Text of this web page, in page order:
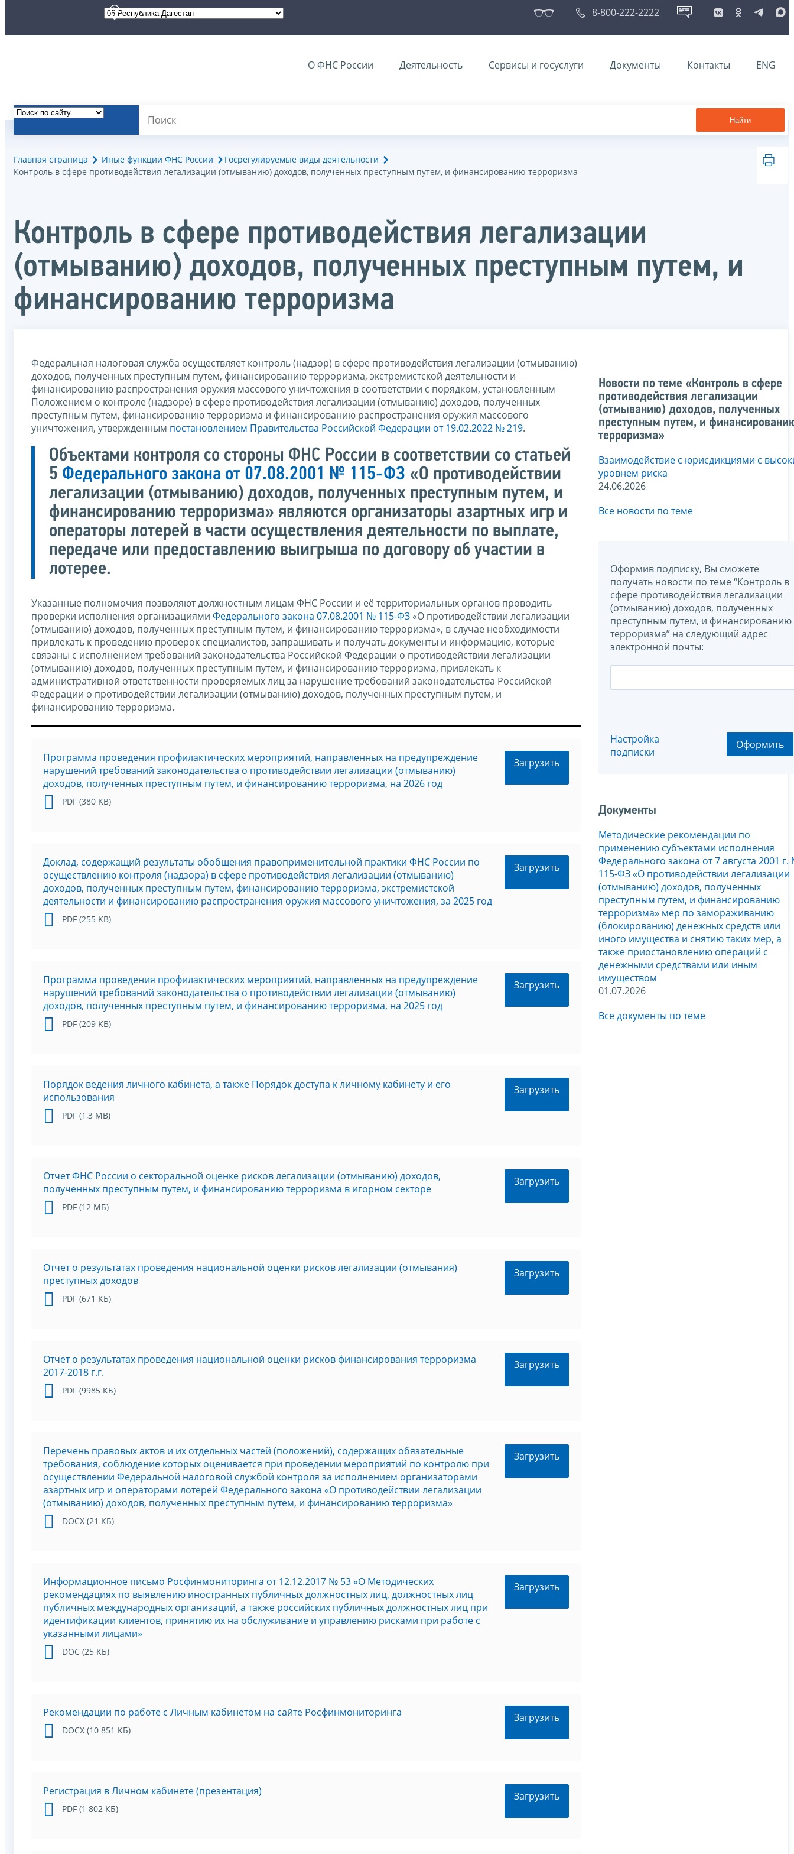
8-800-222-2222
О ФНС России Деятельность Сервисы и госуслуги Документы Контакты ENG
Найти
Главная страница Иные функции ФНС России
Госрегулируемые виды деятельности
Контроль в сфере противодействия легализации (отмыванию) доходов, полученных преступным путем, и финансированию терроризма
Контроль в сфере противодействия легализации
(отмыванию) доходов, полученных преступным путем, и
финансированию терроризма
Федеральная налоговая служба осуществляет контроль (надзор) в сфере противодействия легализации (отмыванию)
доходов, полученных преступным путем, финансированию терроризма, экстремистской деятельности и
финансированию распространения оружия массового уничтожения в соответствии с порядком, установленным
Положением о контроле (надзоре) в сфере противодействия легализации (отмыванию) доходов, полученных
преступным путем, финансированию терроризма и финансированию распространения оружия массового
уничтожения, утвержденным постановлением Правительства Российской Федерации от 19.02.2022 № 219.
Объектами контроля со стороны ФНС России в соответствии со статьей
5 Федерального закона от 07.08.2001 № 115-ФЗ «О противодействии
легализации (отмыванию) доходов, полученных преступным путем, и
финансированию терроризма» являются организаторы азартных игр и
операторы лотерей в части осуществления деятельности по выплате,
передаче или предоставлению выигрыша по договору об участии в
лотерее.
Указанные полномочия позволяют должностным лицам ФНС России и её территориальных органов проводить
проверки исполнения организациями Федерального закона 07.08.2001 № 115-ФЗ «О противодействии легализации
(отмыванию) доходов, полученных преступным путем, и финансированию терроризма», в случае необходимости
привлекать к проведению проверок специалистов, запрашивать и получать документы и информацию, которые
связаны с исполнением требований законодательства Российской Федерации о противодействии легализации
(отмыванию) доходов, полученных преступным путем, и финансированию терроризма, привлекать к
административной ответственности проверяемых лиц за нарушение требований законодательства Российской
Федерации о противодействии легализации (отмыванию) доходов, полученных преступным путем, и
финансированию терроризма.
Программа проведения профилактических мероприятий, направленных на предупреждение
нарушений требований законодательства о противодействии легализации (отмыванию)
доходов, полученных преступным путем, и финансированию терроризма, на 2026 год
PDF (380 KB)
Загрузить
Доклад, содержащий результаты обобщения правоприменительной практики ФНС России по
осуществлению контроля (надзора) в сфере противодействия легализации (отмыванию)
доходов, полученных преступным путем, финансированию терроризма, экстремистской
деятельности и финансированию распространения оружия массового уничтожения, за 2025 год
PDF (255 KB)
Загрузить
Программа проведения профилактических мероприятий, направленных на предупреждение
нарушений требований законодательства о противодействии легализации (отмыванию)
доходов, полученных преступным путем, и финансированию терроризма, на 2025 год
PDF (209 KB)
Загрузить
Порядок ведения личного кабинета, а также Порядок доступа к личному кабинету и его
использования
PDF (1,3 MB)
Загрузить
Отчет ФНС России о секторальной оценке рисков легализации (отмыванию) доходов,
полученных преступным путем, и финансированию терроризма в игорном секторе
PDF (12 МБ)
Загрузить
Отчет о результатах проведения национальной оценки рисков легализации (отмывания)
преступных доходов
PDF (671 КБ)
Загрузить
Отчет о результатах проведения национальной оценки рисков финансирования терроризма
2017-2018 г.г.
PDF (9985 КБ)
Загрузить
Перечень правовых актов и их отдельных частей (положений), содержащих обязательные
требования, соблюдение которых оценивается при проведении мероприятий по контролю при
осуществлении Федеральной налоговой службой контроля за исполнением организаторами
азартных игр и операторами лотерей Федерального закона «О противодействии легализации
(отмыванию) доходов, полученных преступным путем, и финансированию терроризма»
DOCX (21 КБ)
Загрузить
Информационное письмо Росфинмониторинга от 12.12.2017 № 53 «О Методических
рекомендациях по выявлению иностранных публичных должностных лиц, должностных лиц
публичных международных организаций, а также российских публичных должностных лиц при
идентификации клиентов, принятию их на обслуживание и управлению рисками при работе с
указанными лицами»
DOC (25 КБ)
Загрузить
Рекомендации по работе с Личным кабинетом на сайте Росфинмониторинга
DOCX (10 851 КБ)
Загрузить
Регистрация в Личном кабинете (презентация)
PDF (1 802 КБ)
Загрузить
Новости по теме «Контроль в сфере
противодействия легализации
(отмыванию) доходов, полученных
преступным путем, и
терроризма»
Взаимодействие с юрисдикциями с
уровнем риска
24.06.2026
Все новости по теме
Оформив подписку, Вы сможете
получать новости по теме “Контроль в
сфере противодействия легализации
(отмыванию) доходов, полученных
преступным путем, и финансированию
терроризма” на следующий адрес
электронной почты:
Настройка
подписки
Оформить
Документы
Методические рекомендации по
применению субъектами исполнения
Федерального закона от 7 августа 2001
115-ФЗ «О противодействии легализации
(отмыванию) доходов, полученных
преступным путем, и финансированию
терроризма» мер по замораживанию
(блокированию) денежных средств или
иного имущества и снятию таких мер, а
также приостановлению операций с
денежными средствами или иным
имуществом
01.07.2026
Все документы по теме